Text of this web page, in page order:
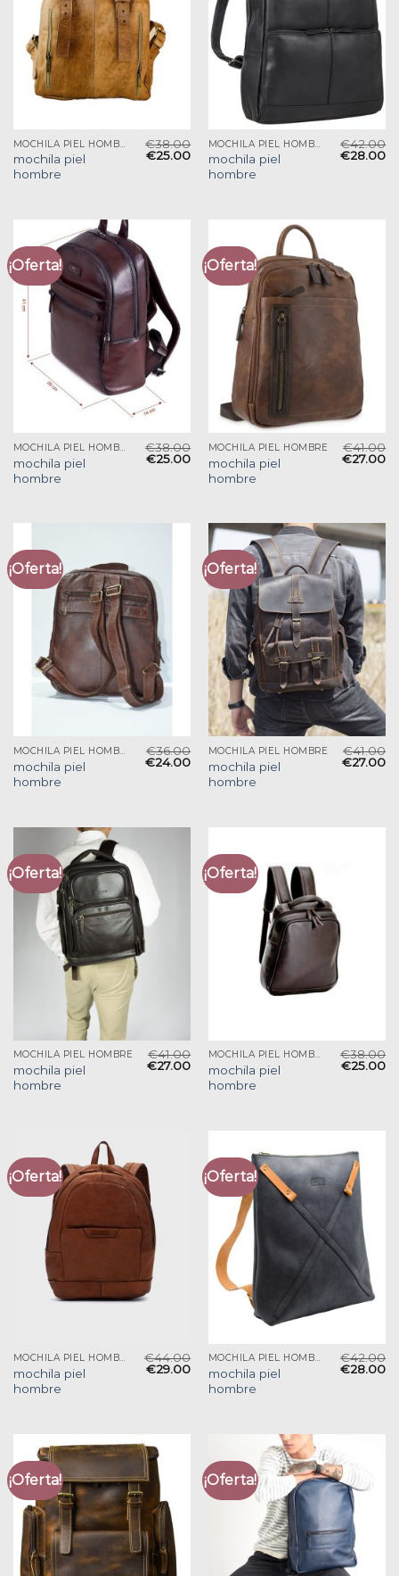
mochila piel
hombre
€38.00
€25.00
mochila piel
hombre
€42.00
€28.00
¡Oferta!
MOCHILA PIEL HOMBRE
mochila piel
hombre
€38.00
€25.00
¡Oferta!
MOCHILA PIEL HOMBRE
mochila piel
hombre
€41.00
€27.00
¡Oferta!
MOCHILA PIEL HOMBRE
mochila piel
hombre
€36.00
€24.00
¡Oferta!
MOCHILA PIEL HOMBRE
mochila piel
hombre
€41.00
€27.00
¡Oferta!
MOCHILA PIEL HOMBRE
mochila piel
hombre
€41.00
€27.00
¡Oferta!
MOCHILA PIEL HOMBRE
mochila piel
hombre
€38.00
€25.00
¡Oferta!
MOCHILA PIEL HOMBRE
mochila piel
hombre
€44.00
€29.00
¡Oferta!
MOCHILA PIEL HOMBRE
mochila piel
hombre
€42.00
€28.00
¡Oferta! ¡Oferta!